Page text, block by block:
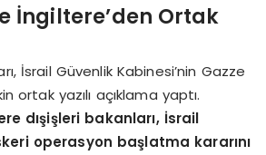
İngiltere’den Ortak
İsrail Güvenlik Kabinesi’nin Gazze
ortak yazılı açıklama yaptı.
dışişleri bakanları, İsrail
operasyon başlatma kararını